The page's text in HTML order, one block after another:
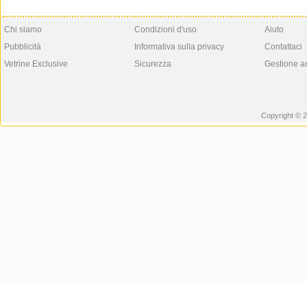
Chi siamo
Pubblicità
Vetrine Exclusive
Condizioni d'uso
Informativa sulla privacy
Sicurezza
Aiuto
Contattaci
Gestione
Copyright ©